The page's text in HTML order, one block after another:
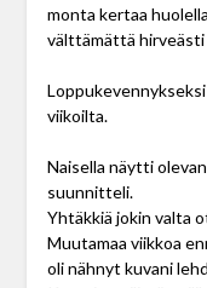
monta kertaa
välttämättä hirveästi
viikoilta.
Naisella näytti
suunnitteli.
Yhtäkkiä jokin valta
Muutamaa viikkoa
oli nähnyt kuvani